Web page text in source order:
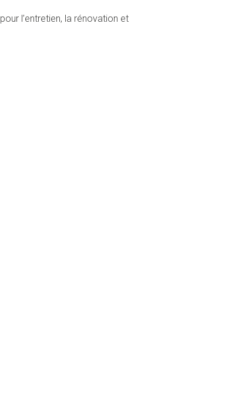
pour l’entretien, la rénovation et